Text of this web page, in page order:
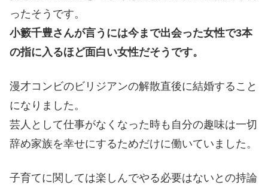
ったそうです。
小籔千豊さんが言うには今まで出会った女性で3本
の指に入るほど面白い女性だそうです。
漫才コンビのビリジアンの解散直後に結婚すること
になりました。
芸人として仕事がなくなった時も自分の趣味は一切
辞め家族を幸せにするためだけに働いていました。
子育てに関しては楽しんでやる必要はないとの持論